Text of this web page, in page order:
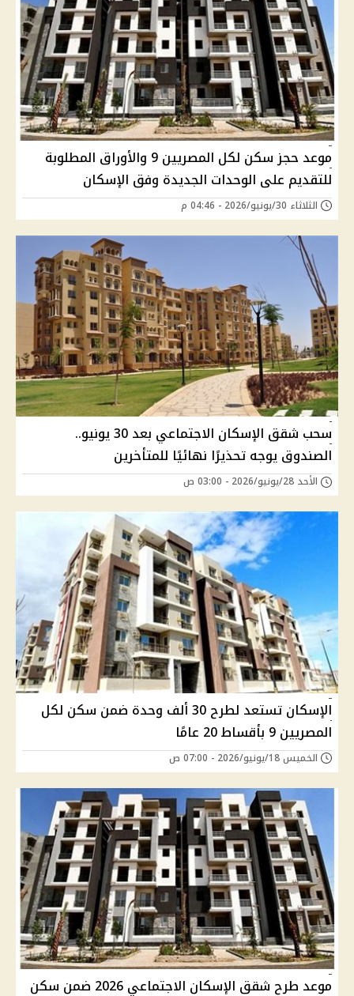
موعد حجز سكن لكل المصريين 9 والأوراق المطلوبة
للتقديم على الوحدات الجديدة وفق الإسكان
الثلاثاء 30/يونيو/2026 - 04:46 م
سحب شقق الإسكان الاجتماعي بعد 30 يونيو..
الصندوق يوجه تحذيرًا نهائيًا للمتأخرين
الأحد 28/يونيو/2026 - 03:00 ص
الإسكان تستعد لطرح 30 ألف وحدة ضمن سكن لكل
المصريين 9 بأقساط 20 عامًا
الخميس 18/يونيو/2026 - 07:00 ص
موعد طرح شقق الإسكان الاجتماعي 2026 ضمن سكن